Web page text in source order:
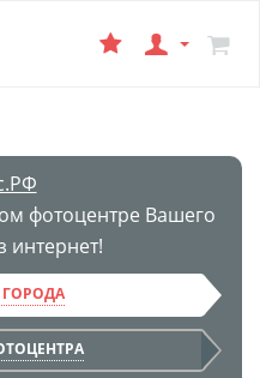
фотоцентре Вашего
интернет!